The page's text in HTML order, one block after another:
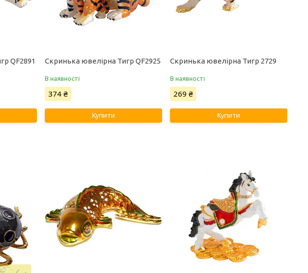
QF2891 Скринька ювелірна Тигр QF2925
В наявності
374 ₴
Купити
Скринька ювелірна Тигр 2729
В наявності
269 ₴
Купити